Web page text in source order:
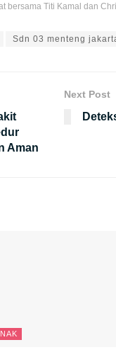
bersama Titi Kamal dan
Sdn 03 menteng
Aman
Next Post